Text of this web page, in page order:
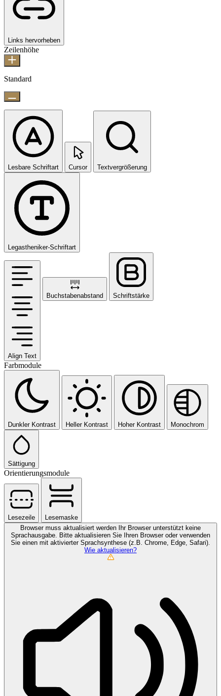
Links hervorheben
Zeilenhöhe
Standard
Lesbare Schriftart Cursor Textvergrößerung
Legastheniker-Schriftart
Align Text
Buchstabenabstand Schriftstärke
Farbmodule
Dunkler Kontrast Heller Kontrast Hoher Kontrast Monochrom
Sättigung
Orientierungsmodule
Lesezeile
Lesemaske
Browser muss aktualisiert werden
Ihr Browser unterstützt keine
Sprachausgabe. Bitte aktualisieren Sie Ihren Browser oder verwenden
Sie einen mit aktivierter Sprachsynthese (z.B. Chrome, Edge, Safari).
Wie aktualisieren?